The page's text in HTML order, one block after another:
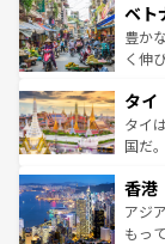
参照
容に
照し
き、
でき
まで
リテ
覧を
ベト
豊か
く伸
急速
ーチ
醸し
とつ
ひ現
が旅
タイ
タイ
国だ
の活
帯で
いビ
香港
アジ
もっ